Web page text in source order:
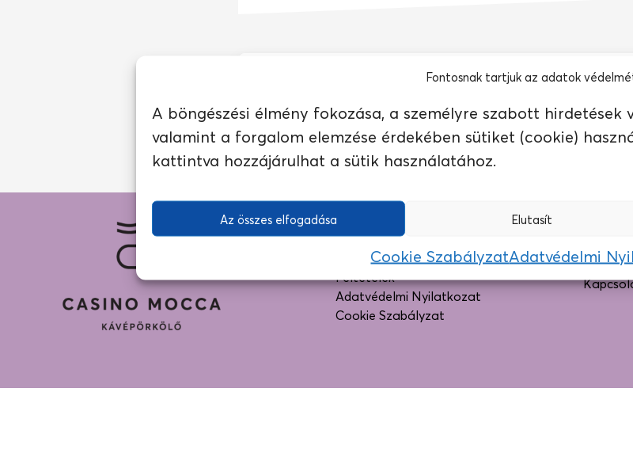
Fontosnak tartjuk az adatok
A böngészési élmény fokozása, a személyre szabott hirdetések
valamint a forgalom elemzése érdekében sütiket (cookie)
kattintva hozzájárulhat a sütik használatához.
Az összes elfogadása Elutasít
Cookie SzabályzatAdatvédelmi
EZ A KÁVÉ MÁR NEM ELÉRHETŐ…
Nézz körül a többi kávénk között a boltban!
JOGI DOKUMENTUMOK
Általános Szerződési
Feltételek
Adatvédelmi Nyilatkozat
Cookie Szabályzat
Gyakran